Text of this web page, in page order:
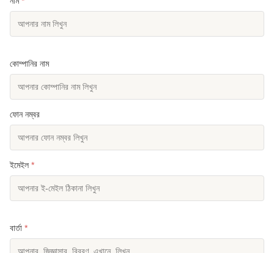
কোম্পানির নাম
ফোন নম্বর
ইমেইল *
বার্তা *